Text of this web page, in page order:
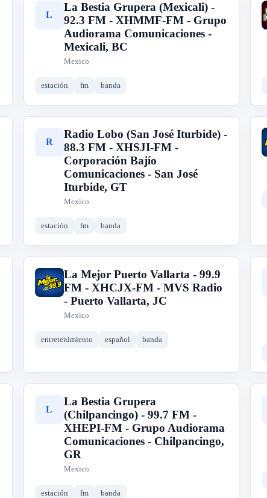
L
La Bestia Grupera (Mexicali) -
92.3 FM - XHMMF-FM - Grupo
Audiorama Comunicaciones -
Mexicali, BC
Mexico
estación fm banda
R
Radio Lobo (San José Iturbide) -
88.3 FM - XHSJI-FM -
Corporación Bajío
Comunicaciones - San José
Iturbide, GT
Mexico
estación fm banda
L
La Mejor Puerto Vallarta - 99.9
FM - XHCJX-FM - MVS Radio
- Puerto Vallarta, JC
Mexico
entretenimiento español banda
L
La Bestia Grupera
(Chilpancingo) - 99.7 FM -
XHEPI-FM - Grupo Audiorama
Comunicaciones - Chilpancingo,
GR
Mexico
estación fm banda